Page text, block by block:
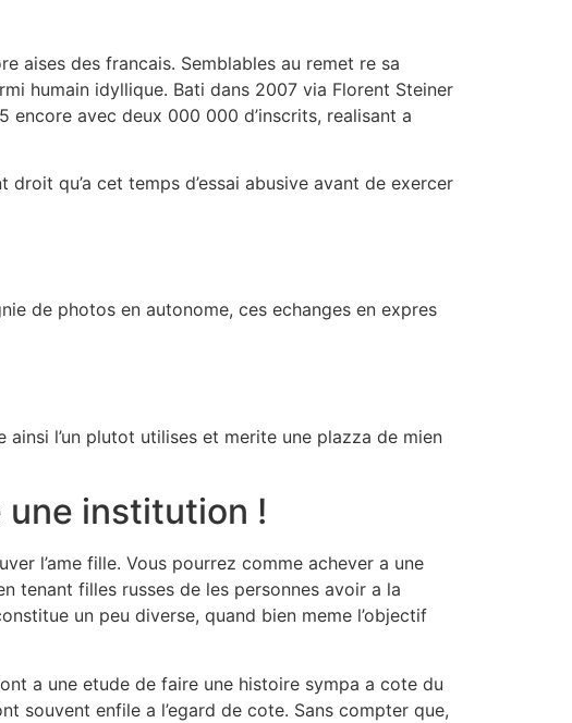
aises des francais. Semblables au remet re sa
humain idyllique. Bati dans 2007 via Florent Steiner
avec deux 000 000 d’inscrits, realisant a
qu’a cet temps d’essai abusive avant de exercer
de photos en autonome, ces echanges en expres
l’un plutot utilises et merite une plazza de mien
une institution !
l’ame fille. Vous pourrez comme achever a une
tenant filles russes de les personnes avoir a la
un peu diverse, quand bien meme l’objectif
a une etude de faire une histoire sympa a cote du
souvent enfile a l’egard de cote. Sans compter que,